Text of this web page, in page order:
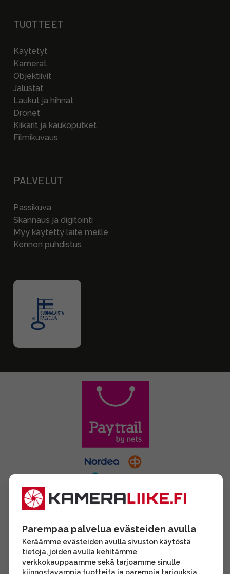
TUOTTEET
Käytetyt
Kamerat
Objektiivit
Jalustat
Laukut ja hihnat
Dronet
Kiikarit ja kaukoputket
Filmikuvaus
PALVELUT
Passikuva
Skannaus ja digitointi
Myy käytetty laite meille
Kennon puhdistus
Parempaa palvelua evästeiden avulla
Keräämme evästeiden avulla sivuston käytöstä
tietoja, joiden avulla kehitämme
verkkokauppaamme sekä tarjoamme sinulle